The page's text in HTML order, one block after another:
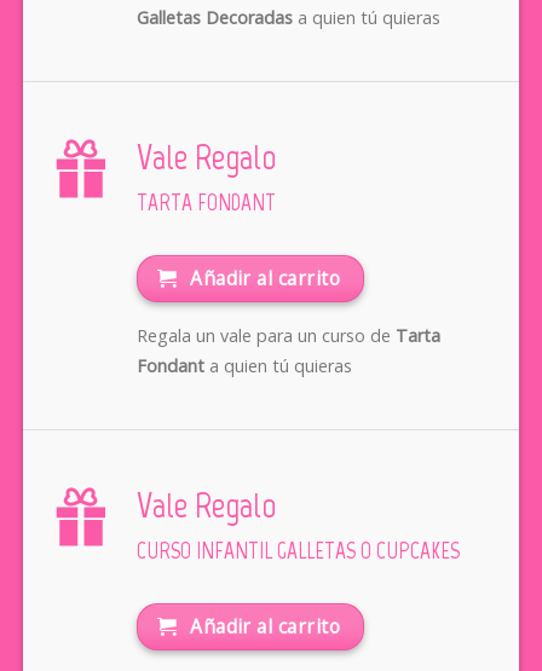
Galletas Decoradasa quien tú quieras
Vale Regalo
TARTA FONDANT
Añadir al carrito
Regala un vale para un curso de Tarta
Fondanta quien tú quieras
Vale Regalo
CURSO INFANTIL GALLETAS O CUPCAKES
Añadir al carrito